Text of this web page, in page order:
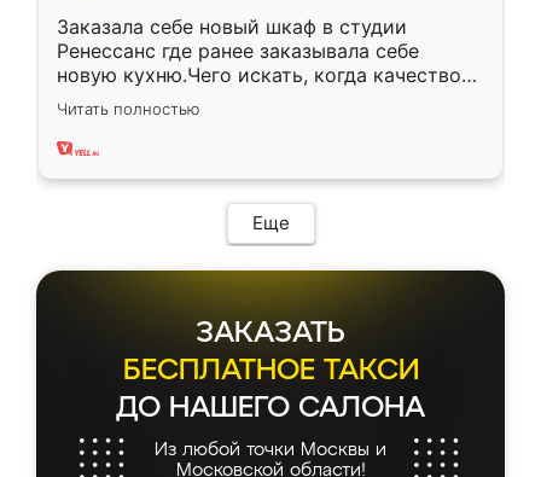
Заказала себе новый шкаф в студии
Ренессанс где ранее заказывала себе
новую кухню.Чего искать, когда качеством
вполне довольна. Служит кухня уже почти
два года, нареканий нет.
Читать полностью
Еще
ЗАКАЗАТЬ
БЕСПЛАТНОЕ ТАКСИ
ДО НАШЕГО САЛОНА
Из любой точки Москвы и
Московской области!